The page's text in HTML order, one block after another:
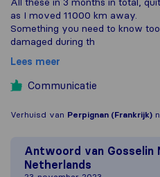
as I moved 11000 km away.
Something you need to know
damaged during th
Lees meer
Communicatie
Verhuisd van Perpignan (Frankrijk)
Antwoord van Gosselin
Netherlands